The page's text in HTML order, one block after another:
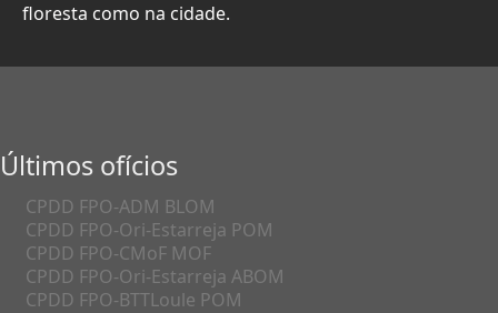
floresta como na cidade.
Últimos ofícios
CPDD FPO-ADM BLOM
CPDD FPO-Ori-Estarreja POM
CPDD FPO-CMoF MOF
CPDD FPO-Ori-Estarreja ABOM
CPDD FPO-BTTLoule POM